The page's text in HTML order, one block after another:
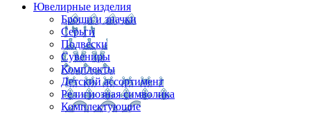
Ювелирные изделия
Броши и значки
Серьги
Подвески
Сувениры
Комплекты
Детский ассортимент
Религиозная символика
Комплектующие